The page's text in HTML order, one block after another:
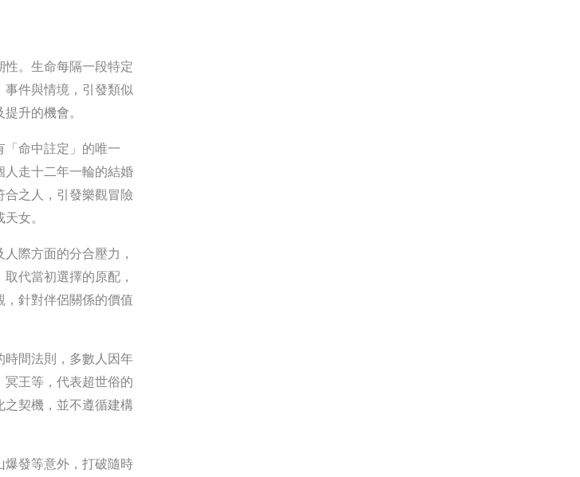
。生命每隔一段特定
件與情境，引發類似
升的機會。
命中註定」的唯一
人走十二年一輪的結婚
之人，引發樂觀冒險
女。
際方面的分合壓力，
代當初選擇的原配，
針對伴侶關係的價值
間法則，多數人因年
王等，代表超世俗的
之契機，並不遵循建構
爆發等意外，打破隨時